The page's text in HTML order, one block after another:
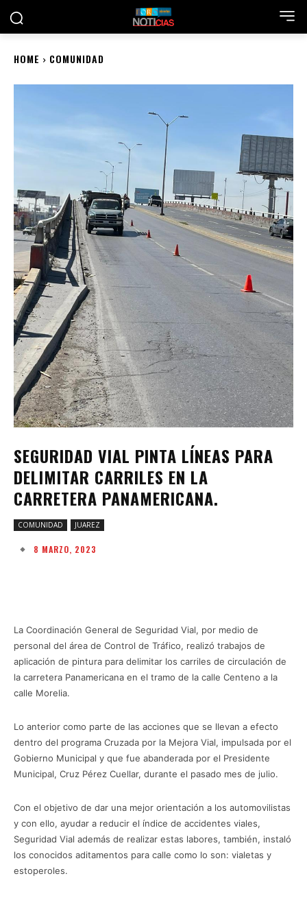
HOME COMUNIDAD
SEGURIDAD VIAL PINTA LÍNEAS PARA
DELIMITAR CARRILES EN LA
CARRETERA PANAMERICANA.
COMUNIDAD JUAREZ
8 MARZO, 2023
La Coordinación General de Seguridad Vial, por medio de
personal del área de Control de Tráfico, realizó trabajos de
aplicación de pintura para delimitar los carriles de circulación de
la carretera Panamericana en el tramo de la calle Centeno a la
calle Morelia.
Lo anterior como parte de las acciones que se llevan a efecto
dentro del programa Cruzada por la Mejora Vial, impulsada por el
Gobierno Municipal y que fue abanderada por el Presidente
Municipal, Cruz Pérez Cuellar, durante el pasado mes de julio.
Con el objetivo de dar una mejor orientación a los automovilistas
y con ello, ayudar a reducir el índice de accidentes viales,
Seguridad Vial además de realizar estas labores, también, instaló
los conocidos aditamentos para calle como lo son: vialetas y
estoperoles.